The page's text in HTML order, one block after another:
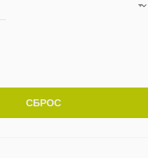
СБРОС